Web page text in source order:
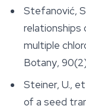
Stefanović,
relationships
multiple
Botany,
Steiner, U.,
of a seed